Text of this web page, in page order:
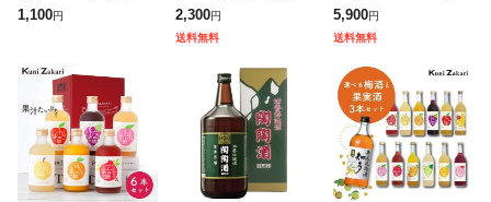
00ml 梅酒 桃酒 柚子酒
1,100円
プチギフト 贈答用 贈り
物 手土産 ヨーグルト
お酒 菊水酒造 菊水 リ
2,300円
送料無料
ト 梅酒 桃酒 柚子酒 白
ぶどう酒 ギフト プレゼ
ント リキュール 日
5,900円
送料無料